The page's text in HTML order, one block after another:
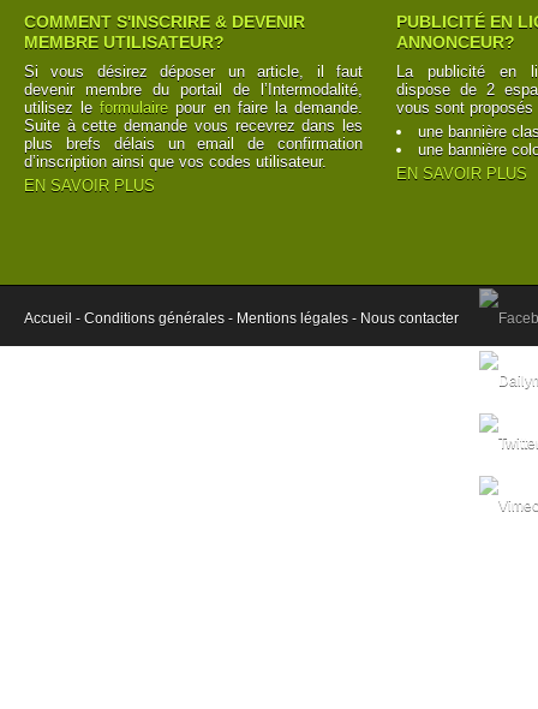
COMMENT S'INSCRIRE & DEVENIR
MEMBRE UTILISATEUR?
Si vous désirez déposer un article, il faut
devenir membre du portail de l’Intermodalité,
utilisez leformulaire pour en faire la demande.
Suite à cette demande vous recevrez dans les
plus brefs délais un email de confirmation
d’inscription ainsi que vos codes utilisateur.
EN SAVOIR PLUS
PUBLICITÉ EN
ANNONCEUR?
La publicité en
dispose de 2
vous sont proposés
une bannière
une bannière
EN SAVOIR PLUS
Accueil - Conditions générales - Mentions légales - Nous contacter